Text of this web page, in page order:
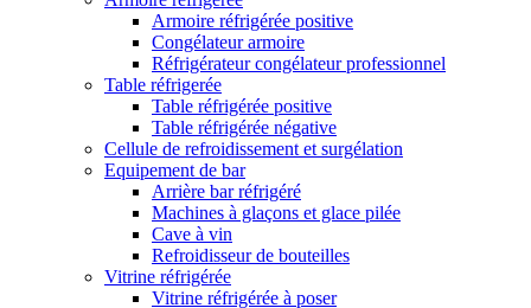
Armoire réfrigérée positive
Congélateur armoire
Réfrigérateur congélateur professionnel
Table réfrigerée
Table réfrigérée positive
Table réfrigérée négative
Cellule de refroidissement et surgélation
Equipement de bar
Arrière bar réfrigéré
Machines à glaçons et glace pilée
Cave à vin
Refroidisseur de bouteilles
Vitrine réfrigérée
Vitrine réfrigérée à poser